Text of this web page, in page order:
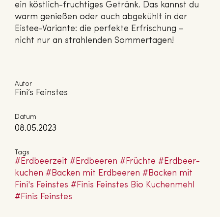
ein köstlich-fruchtiges Getränk. Das kannst du
warm genießen oder auch abgekühlt in der
Eistee-Variante: die perfekte Erfrischung –
nicht nur an strahlenden Sommertagen!
Autor
Fini’s Feinstes
Datum
08.05.2023
Tags
#Erd­beer­zeit #Erdbeeren #Früchte #Erd­beer­
ku­chen #Backen mit Erdbeeren #Backen mit
Fini's Feinstes #Finis Feinstes Bio Ku­chen­mehl
#Finis Feinstes